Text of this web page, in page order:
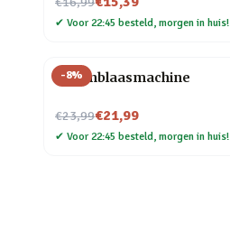
✔ Voor 22:45 besteld, morgen in huis!
-8%
Bellenblaasmachine
€23,99
Nu voor€21,99
✔ Voor 22:45 besteld, morgen in huis!